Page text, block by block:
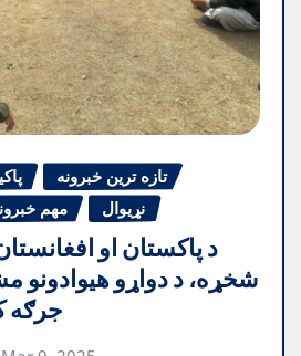
تازه ترین خبرونه
مهم نړیوال
د پاکستان او
شخړه، د دواړو هیوادونو